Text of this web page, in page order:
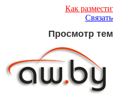
Как
Просмотр